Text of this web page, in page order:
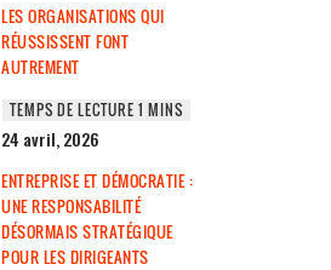
LES ORGANISATIONS QUI
RÉUSSISSENT FONT
AUTREMENT
24 avril, 2026
ENTREPRISE ET DÉMOCRATIE :
UNE RESPONSABILITÉ
DÉSORMAIS STRATÉGIQUE
POUR LES DIRIGEANTS